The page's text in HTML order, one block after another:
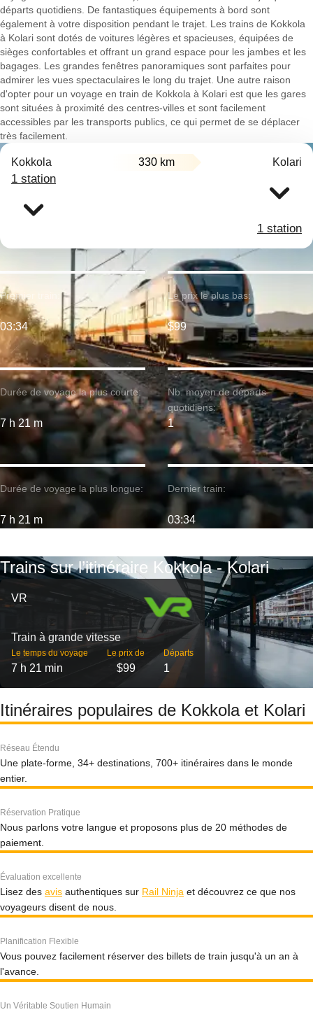
départs quotidiens. De fantastiques équipements à bord sont
également à votre disposition pendant le trajet. Les trains de Kokkola
à Kolari sont dotés de voitures légères et spacieuses, équipées de
sièges confortables et offrant un grand espace pour les jambes et les
bagages. Les grandes fenêtres panoramiques sont parfaites pour
admirer les vues spectaculaires le long du trajet. Une autre raison
d'opter pour un voyage en train de Kokkola à Kolari est que les gares
sont situées à proximité des centres-villes et sont facilement
accessibles par les transports publics, ce qui permet de se déplacer
très facilement.
Kokkola 330 km Kolari
1 station
1 station
Durée de voyage la plus courte:
7 h 21 m
Premier train:
03:34
Durée de voyage la plus longue:
7 h 21 m
Le prix le plus bas:
$99
Nb. moyen de départs
quotidiens:
1
Dernier train:
03:34
Trains sur l’itinéraire Kokkola - Kolari
VR
Train à grande vitesse
Le temps du voyage
7 h 21 min
Le prix de
$99
Départs
1
Itinéraires populaires de Kokkola et Kolari
Réseau Étendu
Une plate-forme, 34+ destinations, 700+ itinéraires dans le monde
entier.
Réservation Pratique
Nous parlons votre langue et proposons plus de 20 méthodes de
paiement.
Évaluation excellente
Lisez des avis authentiques sur Rail Ninja et découvrez ce que nos
voyageurs disent de nous.
Planification Flexible
Vous pouvez facilement réserver des billets de train jusqu'à un an à
l'avance.
Un Véritable Soutien Humain